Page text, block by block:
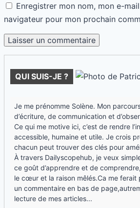
Enregistrer mon nom, mon e-
navigateur pour mon prochain
QUI SUIS-JE ?
Je me prénomme Solène. Mon
d’écriture, de communication et
Ce qui me motive ici, c’est de rendre
accessible, humaine et utile. Je crois
chacun peut trouver des clés pour
À travers Dailyscopehub, je veux
ce goût d’apprendre et de
le cœur et la raison mêlés.Ca me ferait
un commentaire en bas de
lecture de mes articles...